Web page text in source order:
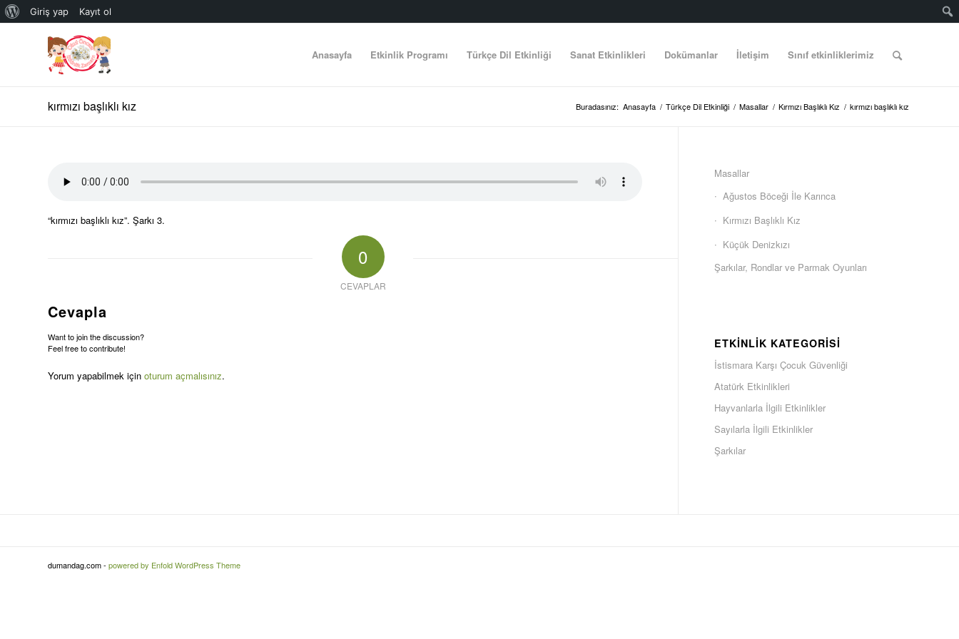
WordPress
Giriş yap Kayıt ol
Anasayfa Etkinlik Programı Türkçe Dil Etkinliği Sanat Etkinlikleri Dokümanlar İletişim Sınıf etkinliklerimiz
kırmızı başlıklı kız Buradasınız: Anasayfa / Türkçe Dil Etkinliği / Masallar / Kırmızı Başlıklı Kız / kırmızı başlıklı kız
“kırmızı başlıklı kız”. Şarkı 3.
0
CEVAPLAR
Cevapla
Want to join the discussion?
Feel free to contribute!
Yorum yapabilmek için oturum açmalısınız.
Masallar
Ağustos Böceği İle Karınca
Kırmızı Başlıklı Kız
Küçük Denizkızı
Şarkılar, Rondlar ve Parmak Oyunları
ETKINLIK KATEGORISI
İstismara Karşı Çocuk Güvenliği
Atatürk Etkinlikleri
Hayvanlarla İlgili Etkinlikler
Sayılarla İlgili Etkinlikler
Şarkılar
dumandag.com - powered by Enfold WordPress Theme